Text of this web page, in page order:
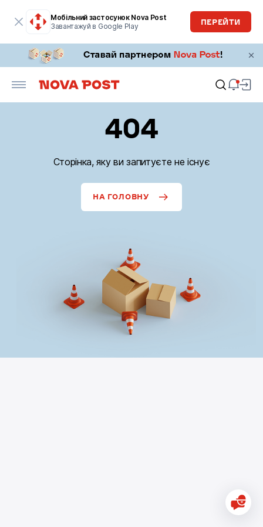
Мобільний застосунок Nova Post
Завантажуй в Google Play
ПЕРЕЙТИ
404
Сторінка, яку ви запитуєте не існує
НА ГОЛОВНУ